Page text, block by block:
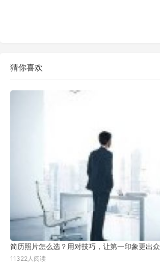
猜你喜欢
简历照片怎么选？用对技巧，让第一印象更出众
11322人阅读